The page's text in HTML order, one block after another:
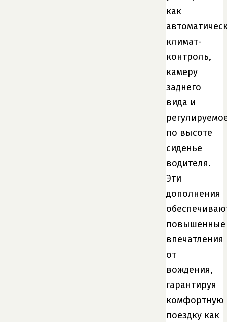
как
климат-
контроль,
камеру
заднего
вида и
по высоте
сиденье
водителя.
Эти
дополнения
повышенные
впечатления
от
вождения,
гарантируя
комфортную
поездку как